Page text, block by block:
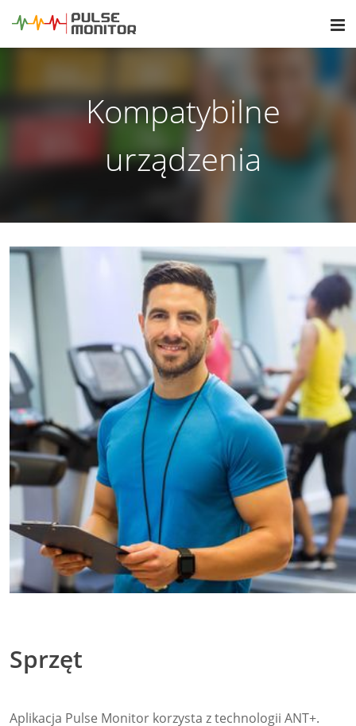
Kompatybilne
urządzenia
Sprzęt
Aplikacja Pulse Monitor korzysta z technologii ANT+.